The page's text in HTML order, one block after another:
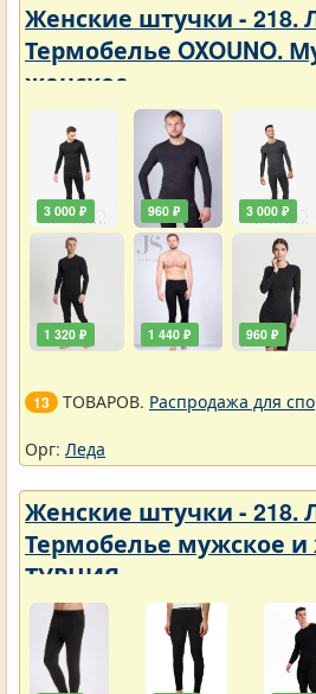
Женские штучки -
Термобелье OXOUNO.
женское
3 000 ₽
1 320 ₽
960 ₽
1 440 ₽
3 000 ₽
960 ₽
13 ТОВАРОВ. Распродажа для
Орг: Леда
Женские штучки -
Термобелье мужское и
ТУРЦИЯ